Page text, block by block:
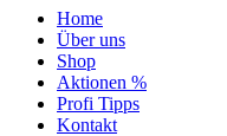
Home
Über uns
Shop
Aktionen %
Profi Tipps
Kontakt